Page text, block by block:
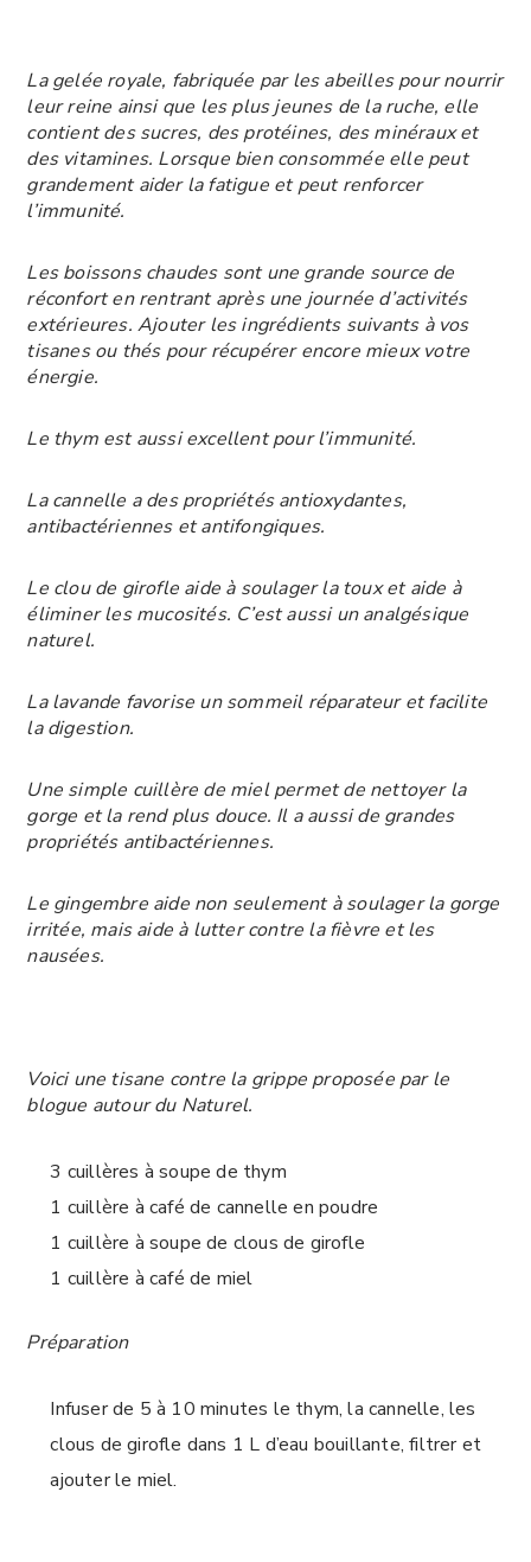
La gelée royale, fabriquée par les abeilles pour nourrir
leur reine ainsi que les plus jeunes de la ruche, elle
contient des sucres, des protéines, des minéraux et
des vitamines. Lorsque bien consommée elle peut
grandement aider la fatigue et peut renforcer
l’immunité.
Les boissons chaudes sont une grande source de
réconfort en rentrant après une journée d’activités
extérieures. Ajouter les ingrédients suivants à vos
tisanes ou thés pour récupérer encore mieux votre
énergie.
Le thym est aussi excellent pour l’immunité.
La cannelle a des propriétés antioxydantes,
antibactériennes et antifongiques.
Le clou de girofle aide à soulager la toux et aide à
éliminer les mucosités. C’est aussi un analgésique
naturel.
La lavande favorise un sommeil réparateur et facilite
la digestion.
Une simple cuillère de miel permet de nettoyer la
gorge et la rend plus douce. Il a aussi de grandes
propriétés antibactériennes.
Le gingembre aide non seulement à soulager la gorge
irritée, mais aide à lutter contre la fièvre et les
nausées.
Voici une tisane contre la grippe proposée par le
blogue autour du Naturel.
3 cuillères à soupe de thym
1 cuillère à café de cannelle en poudre
1 cuillère à soupe de clous de girofle
1 cuillère à café de miel
Préparation
Infuser de 5 à 10 minutes le thym, la cannelle, les
clous de girofle dans 1 L d’eau bouillante, filtrer et
ajouter le miel.